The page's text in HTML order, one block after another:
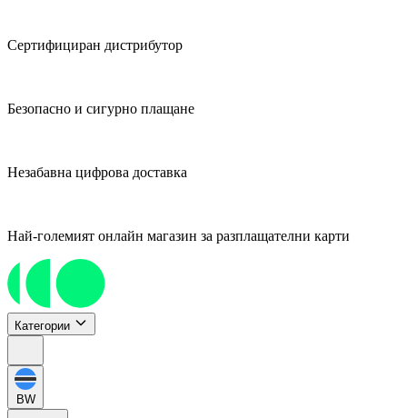
Сертифициран дистрибутор
Безопасно и сигурно плащане
Незабавна цифрова доставка
Най-големият онлайн магазин за разплащателни карти
Категории
BW